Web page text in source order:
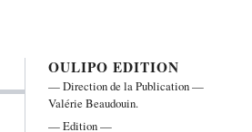
OULIPO EDITION
— Direction de la Publication —
Valérie Beaudouin.
— Edition —